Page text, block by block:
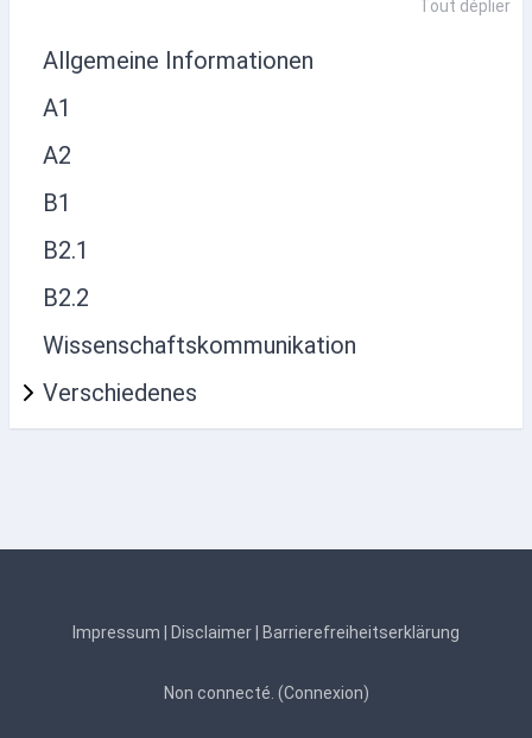
Tout déplier
Allgemeine Informationen
A1
A2
B1
B2.1
B2.2
Wissenschaftskommunikation
Verschiedenes
Impressum Disclaimer Barrierefreiheitserklärung
Non connecté. (Connexion)